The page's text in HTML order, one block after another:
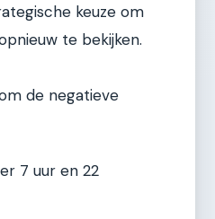
keuze om
te bekijken.
de negatieve
7 uur en 22